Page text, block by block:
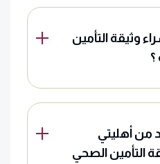
وثيقة التأمين
؟
من أهليتي
التأمين الصحي